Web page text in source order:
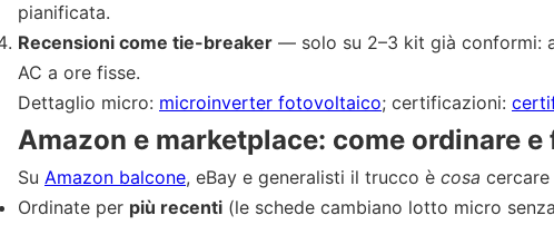
pianificata.
Recensioni come tie-breaker — solo su 2–3 kit già conformi:
AC a ore fisse.
Dettaglio micro: microinverter fotovoltaico; certificazioni:
Amazon e marketplace: come ordinare
Su Amazon balcone, eBay e generalisti il trucco è cosa
Ordinate per più recenti (le schede cambiano lotto micro